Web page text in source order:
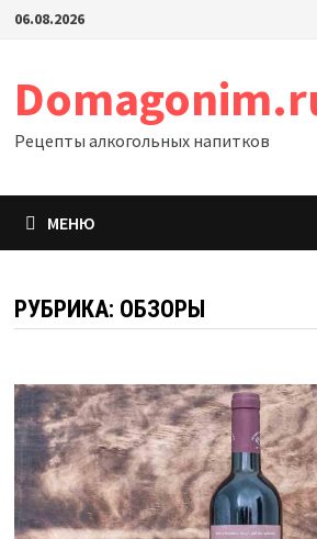
Перейти
06.08.2026
Рецепты алкогольных напитков
МЕНЮ
РУБРИКА: ОБЗОРЫ